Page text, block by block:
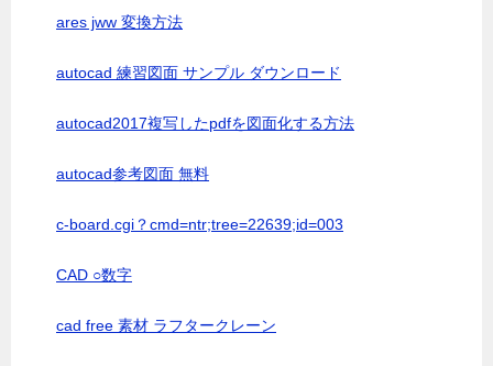
ares jww 変換方法
autocad 練習図面 サンプル ダウンロード
autocad2017複写したpdfを図面化する方法
autocad参考図面 無料
c-board.cgi？cmd=ntr;tree=22639;id=003
CAD ○数字
cad free 素材 ラフタークレーン